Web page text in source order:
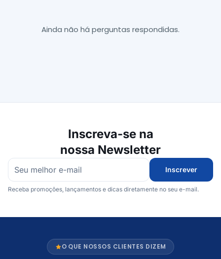
Ainda não há perguntas respondidas.
Inscreva-se na
nossa Newsletter
Inscrever
Receba promoções, lançamentos e dicas diretamente no seu e-mail.
O QUE NOSSOS CLIENTES DIZEM